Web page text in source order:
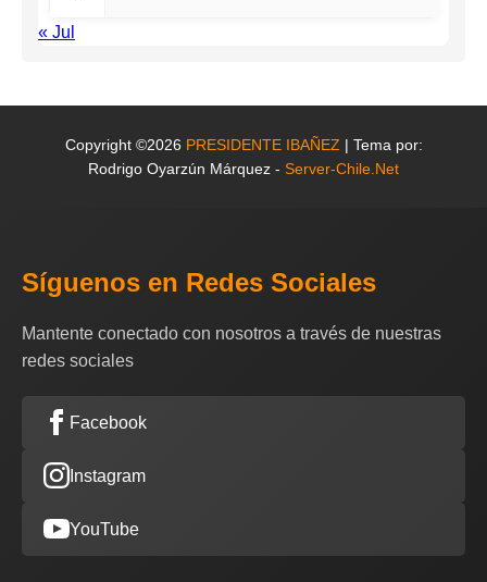
« Jul
Copyright ©2026 PRESIDENTE IBAÑEZ | Tema por:
Rodrigo Oyarzún Márquez - Server-Chile.Net
Síguenos en Redes Sociales
Mantente conectado con nosotros a través de nuestras
redes sociales
Facebook
Instagram
YouTube